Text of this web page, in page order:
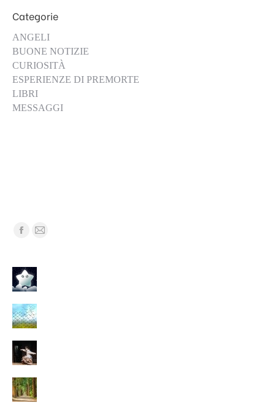
Categorie
ANGELI
BUONE NOTIZIE
CURIOSITÀ
ESPERIENZE DI PREMORTE
LIBRI
MESSAGGI